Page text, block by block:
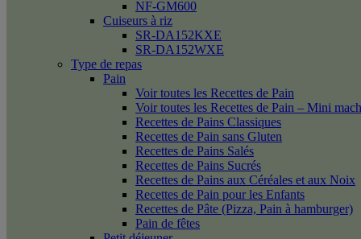
NF-GM600
Cuiseurs à riz
SR-DA152KXE
SR-DA152WXE
Type de repas
Pain
Voir toutes les Recettes de Pain
Voir toutes les Recettes de Pain – Mini
Recettes de Pains Classiques
Recettes de Pain sans Gluten
Recettes de Pains Salés
Recettes de Pains Sucrés
Recettes de Pains aux Céréales et aux Noix
Recettes de Pain pour les Enfants
Recettes de Pâte (Pizza, Pain à hamburger)
Pain de fêtes